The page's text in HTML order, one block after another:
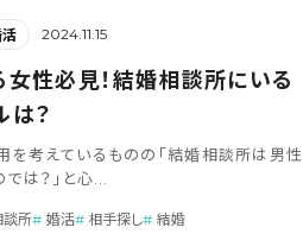
2024.11.15
性必見！結婚相談所にいる
は？
を考えているものの「結婚相談所は男性
は？」と心...
談所 婚活 相手探し 結婚